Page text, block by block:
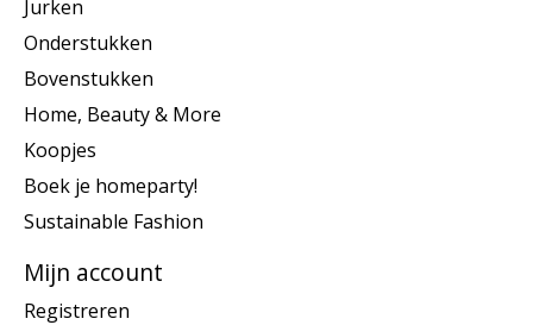
Jurken
Onderstukken
Bovenstukken
Home, Beauty & More
Koopjes
Boek je homeparty!
Sustainable Fashion
Mijn account
Registreren